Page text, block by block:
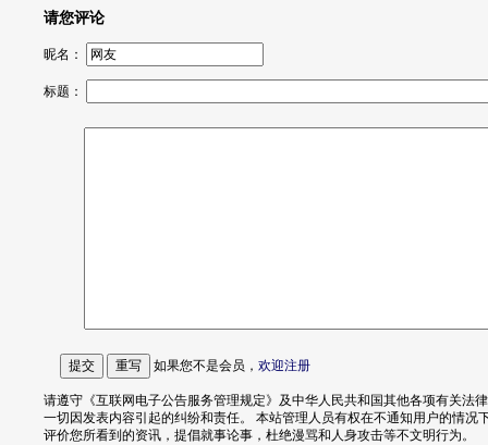
请您评论
昵名：
标题：
如果您不是会员， 欢迎注册
请遵守《互联网电子公告服务管理规定》及中华人民共和国其他各项有关法
一切因发表内容引起的纠纷和责任。 本站管理人员有权在不通知用户的情况
评价您所看到的资讯，提倡就事论事，杜绝漫骂和人身攻击等不文明行为。